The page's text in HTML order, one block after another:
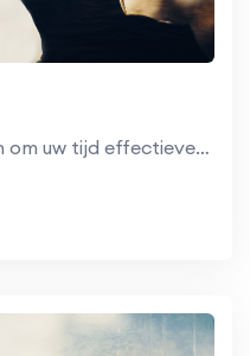
Psychologische strategieën om uw tijd effectiever te beheren.